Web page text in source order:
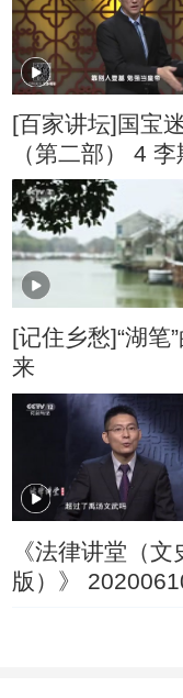
[百家讲坛]国宝
（第二部） 4 李
之谜 第二篇铭
所写
[记住乡愁]“湖笔
来
《法律讲堂（文
版）》